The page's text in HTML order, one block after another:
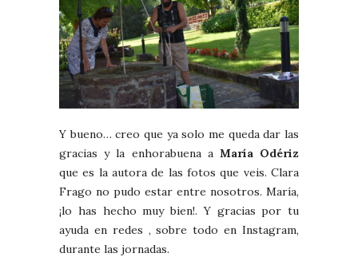
Y bueno… creo que ya solo me queda dar las
gracias y la enhorabuena a María Odériz
que es la autora de las fotos que veis. Clara
Frago no pudo estar entre nosotros. María,
¡lo has hecho muy bien!. Y gracias por tu
ayuda en redes , sobre todo en Instagram,
durante las jornadas.